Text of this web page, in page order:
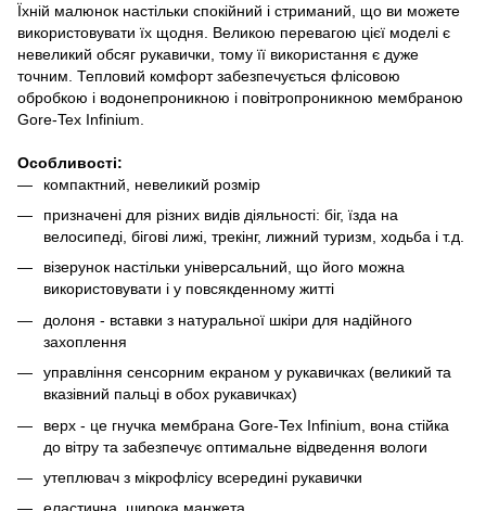
Їхній малюнок настільки спокійний і стриманий, що ви можете
використовувати їх щодня. Великою перевагою цієї моделі є
невеликий обсяг рукавички, тому її використання є дуже
точним. Тепловий комфорт забезпечується флісовою
обробкою і водонепроникною і повітропроникною мембраною
Gore-Tex Infinium.
Особливості:
компактний, невеликий розмір
призначені для різних видів діяльності: біг, їзда на
велосипеді, бігові лижі, трекінг, лижний туризм, ходьба і т.д.
візерунок настільки універсальний, що його можна
використовувати і у повсякденному житті
долоня - вставки з натуральної шкіри для надійного
захоплення
управління сенсорним екраном у рукавичках (великий та
вказівний пальці в обох рукавичках)
верх - це гнучка мембрана Gore-Tex Infinium, вона стійка
до вітру та забезпечує оптимальне відведення вологи
утеплювач з мікрофлісу всередині рукавички